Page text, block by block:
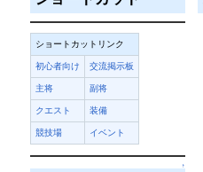
ショートカットリンク
初心者向け 交流掲示板
主将 副将
クエスト 装備
競技場 イベント
↑